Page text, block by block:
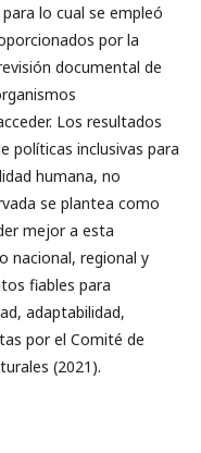
lo cual se empleó
por la
documental de
Los resultados
políticas inclusivas para
humana, no
se plantea como
mejor a esta
nacional, regional y
fiables para
adaptabilidad,
por el Comité de
(2021).